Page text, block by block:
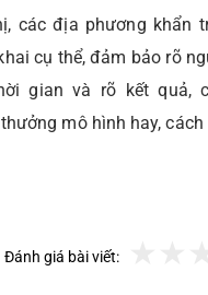
các địa phương khẩn
cụ thể, đảm bảo rõ
gian và rõ kết quả,
mô hình hay, cách
Đánh giá bài viết: